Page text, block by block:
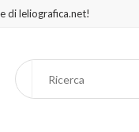
di leliografica.net!